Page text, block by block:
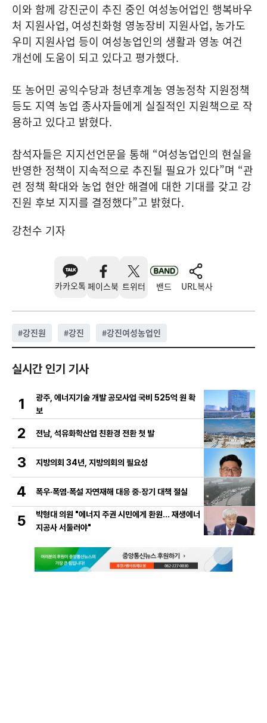
이와 함께 강진군이 추진 중인 여성농어업인 행복바우
처 지원사업, 여성친화형 영농장비 지원사업, 농가도
우미 지원사업 등이 여성농업인의 생활과 영농 여건
개선에 도움이 되고 있다고 평가했다.
또 농어민 공익수당과 청년후계농 영농정착 지원정책
등도 지역 농업 종사자들에게 실질적인 지원책으로 작
용하고 있다고 밝혔다.
참석자들은 지지선언문을 통해 “여성농업인의 현실을
반영한 정책이 지속적으로 추진될 필요가 있다”며 “관
련 정책 확대와 농업 현안 해결에 대한 기대를 갖고 강
진원 후보 지지를 결정했다”고 밝혔다.
강천수 기자
카카오톡 페이스북 트위터 밴드 URL복사
#강진원 #강진 #강진여성농업인
실시간 인기 기사
1
광주, 에너지기술 개발 공모사업 국비 525억 원 확
보
2 전남, 석유화학산업 친환경 전환 첫 발
3 지방의회 34년, 지방의회의 필요성
4 폭우·폭염·폭설 자연재해 대응 중·장기 대책 절실
5
박형대 의원 "에너지 주권 시민에게 환원... 재생에너
지공사 서둘러야"